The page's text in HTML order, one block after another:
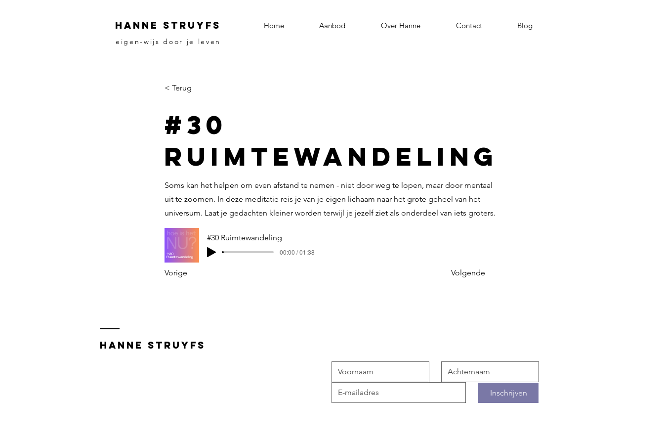
HANNE STRUYFS Home Aanbod Over Hanne Contact Blog
eigen-wijs door je leven
< Terug
#30
Ruimtewandeling
Soms kan het helpen om even afstand te nemen - niet door weg te lopen, maar door mentaal
uit te zoomen. In deze meditatie reis je van je eigen lichaam naar het grote geheel van het
universum. Laat je gedachten kleiner worden terwijl je jezelf ziet als onderdeel van iets groters.
#30 Ruimtewandeling
00:00 / 01:38
Vorige Volgende
Hanne Struyfs
Inschrijven